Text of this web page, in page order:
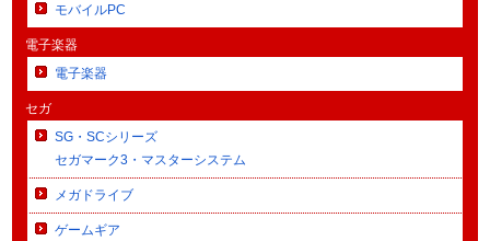
モバイルPC
電子楽器
電子楽器
セガ
SG・SCシリーズ
セガマーク3・マスターシステム
メガドライブ
ゲームギア